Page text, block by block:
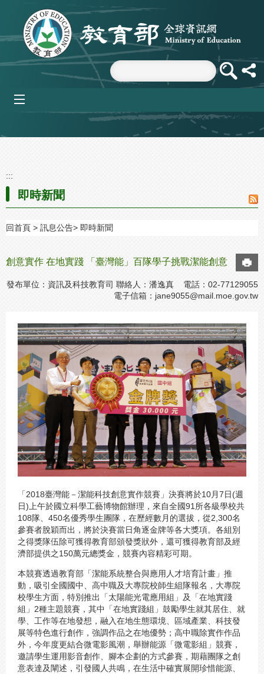
跳到主要內容區塊
:::
即時新聞
回首頁 訊息公告 即時新聞
創意實作 在地實踐 「臺灣能」百隊學子挑戰潔能創意
發布單位：資訊及科技教育司 聯絡人：潘逸真 電話：02-77129055
電子信箱： jane9055@mail.moe.gov.tw
「2018臺灣能－潔能科技創意實作競賽」決賽將於10月7日(週
日)上午於國立科學工藝博物館辦理，來自全國91所各級學校共
108隊、450名優秀學生團隊，在歷經數月的選拔，從2,300名
參賽者脫穎而出，將於決賽當日角逐金牌等各大獎項。各組別
之得獎隊伍除可獲得教育部頒發獎狀外，還可獲得教育部及經
濟部提供之150萬元總獎金，競賽內容精彩可期。
本競賽透過教育部「潔能系統整合與應用人才培育計畫」推
動，吸引全國國中、高中職及大專院校師生組隊報名，大專院
校學生方面，特別推出「太陽能光電應用組」及「在地實踐
組」2種主題競賽，其中「在地實踐組」鼓勵學生就其居住、就
學、工作等在地發想，融入在地生態環境、區域產業、科技發
展等特色進行創作，強調作品之在地優勢；高中職除實作作品
外，今年度更結合微電影風潮，舉辦能源「微電影組」競賽，
邀請學生運用影音創作、腳本企劃的方式參賽，期藉團隊之創
意表達及闡述，引發國人共鳴，在生活中確實展開珍惜能源、